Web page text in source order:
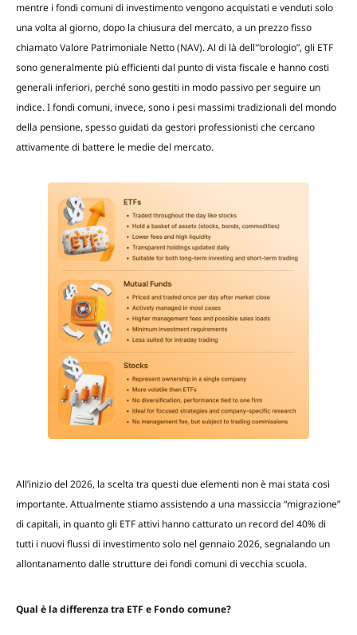
mentre i fondi comuni di investimento vengono acquistati e venduti solo
una volta al giorno, dopo la chiusura del mercato, a un prezzo fisso
chiamato Valore Patrimoniale Netto (NAV). Al di là dell'”orologio”, gli ETF
sono generalmente più efficienti dal punto di vista fiscale e hanno costi
generali inferiori, perché sono gestiti in modo passivo per seguire un
indice. I fondi comuni, invece, sono i pesi massimi tradizionali del mondo
della pensione, spesso guidati da gestori professionisti che cercano
attivamente di battere le medie del mercato.
All’inizio del 2026, la scelta tra questi due elementi non è mai stata così
importante. Attualmente stiamo assistendo a una massiccia “migrazione”
di capitali, in quanto gli ETF attivi hanno catturato un record del 40% di
tutti i nuovi flussi di investimento solo nel gennaio 2026, segnalando un
allontanamento dalle strutture dei fondi comuni di vecchia scuola.
Qual è la differenza tra ETF e Fondo comune?